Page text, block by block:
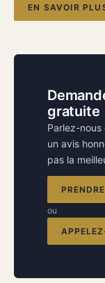
EN SAVOIR
gratuite
Parlez-
un avis
pas la
ou